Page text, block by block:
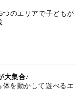
のエリアで子どもが
大集合♪
を動かして遊べるエ